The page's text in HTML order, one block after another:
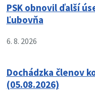
PSK obnovil ďalší
Ľubovňa
6. 8. 2026
Dochádzka členov
(05.08.2026)